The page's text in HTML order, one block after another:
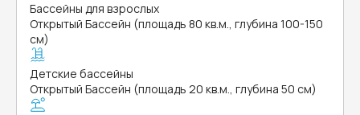
Бассейны для взрослых
Открытый Бассейн (площадь 80 кв.м., глубина 100-150
см)
Детские бассейны
Открытый Бассейн (площадь 20 кв.м., глубина 50 см)